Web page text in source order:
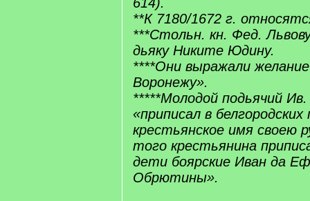
**К 7180/1672 г.
***Стольн. кн. Фед.
дьяку Никите Юдину.
****Они выражали
Воронежу».
*****Молодой подьячий
«приписал в
крестьянское имя своею
того крестьянина
дети боярские Иван да
Обрютины».